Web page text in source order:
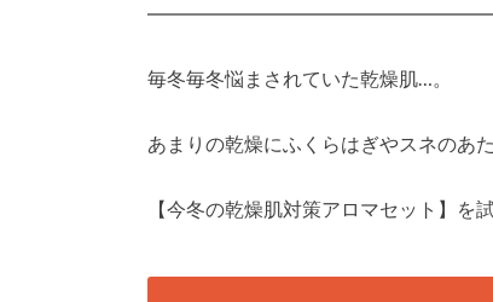
毎冬毎冬悩まされていた乾燥肌…。
あまりの乾燥にふくらはぎやスネのあ
【今冬の乾燥肌対策アロマセット】を